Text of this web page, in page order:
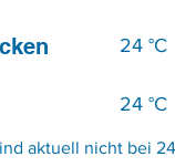
24 °C
24 °C
aktuell nicht bei